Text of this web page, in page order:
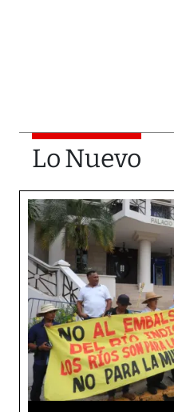
Lo Nuevo